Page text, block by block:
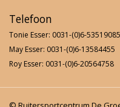
Telefoon
Tonie Esser: 0031-(0)6-53519085
May Esser: 0031-(0)6-13584455
Roy Esser: 0031-(0)6-20564758